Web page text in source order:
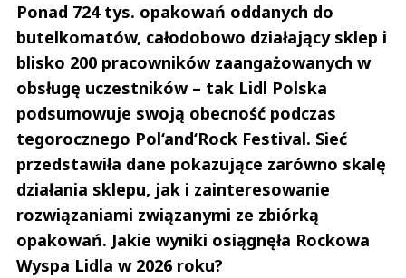
Ponad 724 tys. opakowań oddanych do
butelkomatów, całodobowo działający sklep i
blisko 200 pracowników zaangażowanych w
obsługę uczestników – tak Lidl Polska
podsumowuje swoją obecność podczas
tegorocznego Pol‘and‘Rock Festival. Sieć
przedstawiła dane pokazujące zarówno skalę
działania sklepu, jak i zainteresowanie
rozwiązaniami związanymi ze zbiórką
opakowań. Jakie wyniki osiągnęła Rockowa
Wyspa Lidla w 2026 roku?